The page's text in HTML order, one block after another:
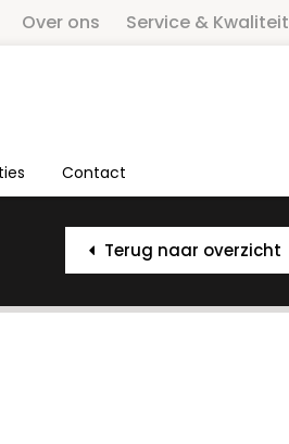
Over ons Service & Kwaliteit
Contact
Terug naar overzicht